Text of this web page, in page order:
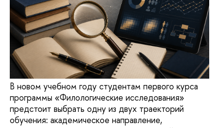
В новом учебном году студентам первого курса
программы «Филологические исследования»
предстоит выбрать одну из двух траекторий
обучения: академическое направление,